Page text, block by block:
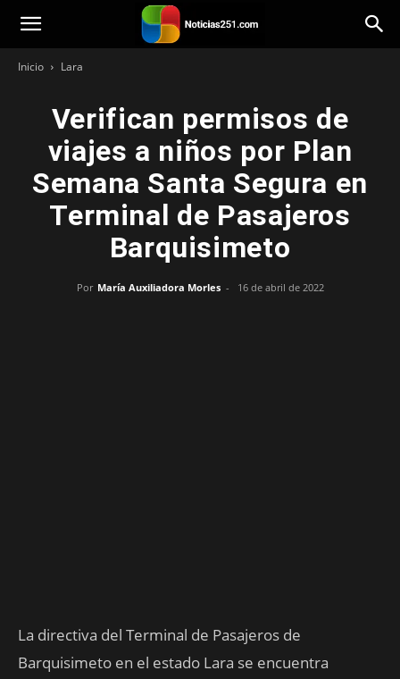
Noticias251
Inicio Lara
Verifican permisos de
viajes a niños por Plan
Semana Santa Segura en
Terminal de Pasajeros
Barquisimeto
Por María Auxiliadora Morles - 16 de abril de 2022
La directiva del Terminal de Pasajeros de
Barquisimeto en el estado Lara se encuentra